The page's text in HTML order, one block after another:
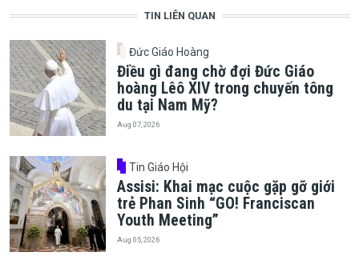
TIN LIÊN QUAN
Đức Giáo Hoàng
Điều gì đang chờ đợi Đức Giáo
hoàng Lêô XIV trong chuyến tông
du tại Nam Mỹ?
Aug 07, 2026
Tin Giáo Hội
Assisi: Khai mạc cuộc gặp gỡ giới
trẻ Phan Sinh “GO! Franciscan
Youth Meeting”
Aug 05, 2026